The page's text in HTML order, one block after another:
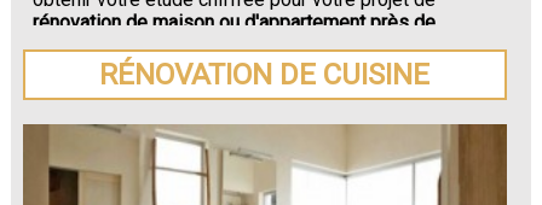
rénovation de maison ou d'appartement près de
Marmouillé.
RÉNOVATION DE CUISINE